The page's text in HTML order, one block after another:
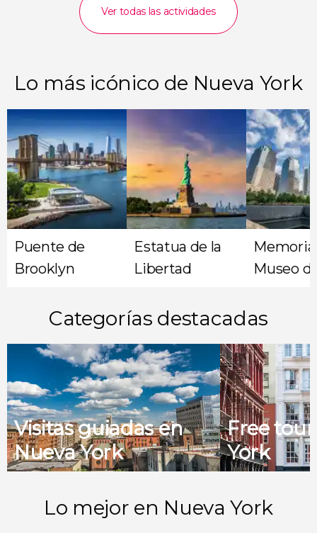
Ver todas las actividades
Lo más icónico de Nueva York
Puente de
Brooklyn
Estatua de la
Libertad
Museo
Categorías destacadas
Visitas guiadas en
Nueva York
Free
York
Lo mejor en Nueva York